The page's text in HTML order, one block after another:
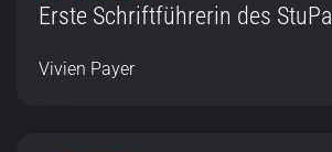
Erste Schriftführerin des StuPa
Vivien Payer